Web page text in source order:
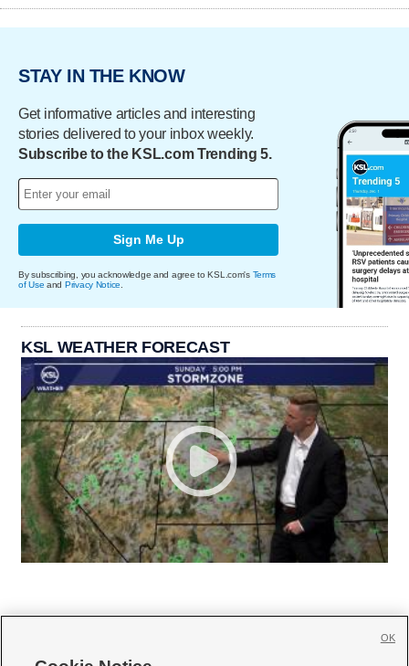
STAY IN THE KNOW
Get informative articles and interesting
stories delivered to your inbox weekly.
Subscribe to the KSL.com Trending 5.
Sign Me Up
By subscribing, you acknowledge and agree to KSL.com's Terms
of Use and Privacy Notice
KSL WEATHER FORECAST
OK